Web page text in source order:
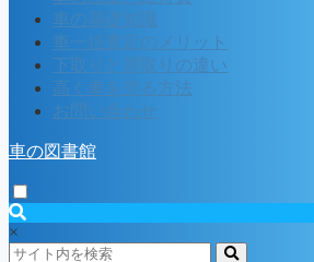
車の基礎知識
車一括査定のメリット
下取りと買取りの違い
高く車を売る方法
お問い合わせ
車の図書館
×